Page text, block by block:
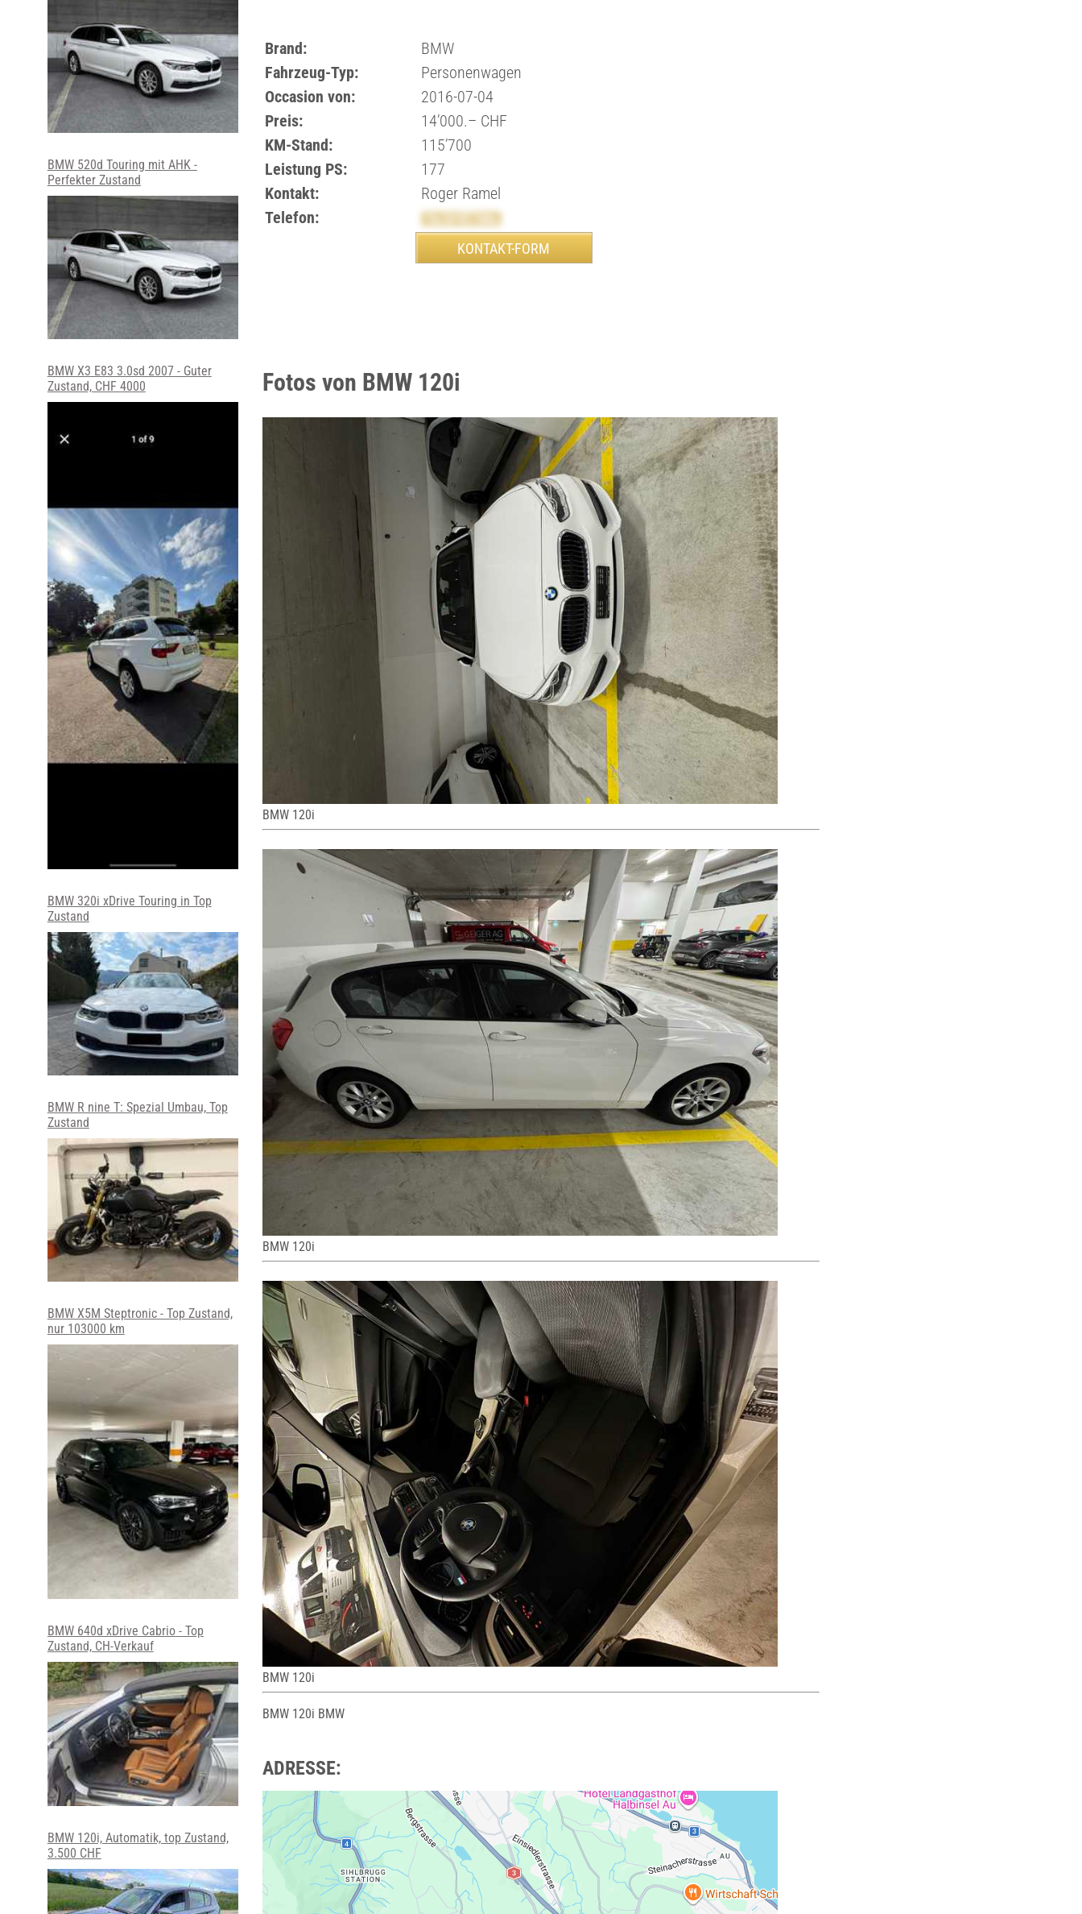
Brand:
BMW
Fahrzeug-Typ:
Personenwagen
Occasion von:
2016-07-04
Preis:
14’000.– CHF
KM-Stand:
115’700
Leistung PS:
177
Kontakt:
Roger Ramel
Telefon:
0797210779
Fotos von BMW 120i
BMW 120i
BMW 120i
BMW 120i
BMW 120i BMW
ADRESSE:
BMW 520d Touring mit AHK -
Perfekter Zustand
BMW X3 E83 3.0sd 2007 - Guter
Zustand, CHF 4000
BMW 320i xDrive Touring in Top
Zustand
BMW R nine T: Spezial Umbau, Top
Zustand
BMW X5M Steptronic - Top Zustand,
nur 103000 km
BMW 640d xDrive Cabrio - Top
Zustand, CH-Verkauf
BMW 120i, Automatik, top Zustand,
3.500 CHF